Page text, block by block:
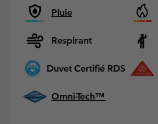
Pluie
Respirant
Duvet Certifié RDS
Omni-Tech™